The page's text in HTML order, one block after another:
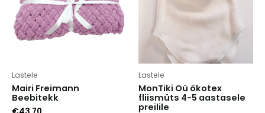
Lastele
Mairi Freimann
Beebitekk
Lastele
MonTiki Oü ökotex
fliismüts 4-5 aastasele
preilile